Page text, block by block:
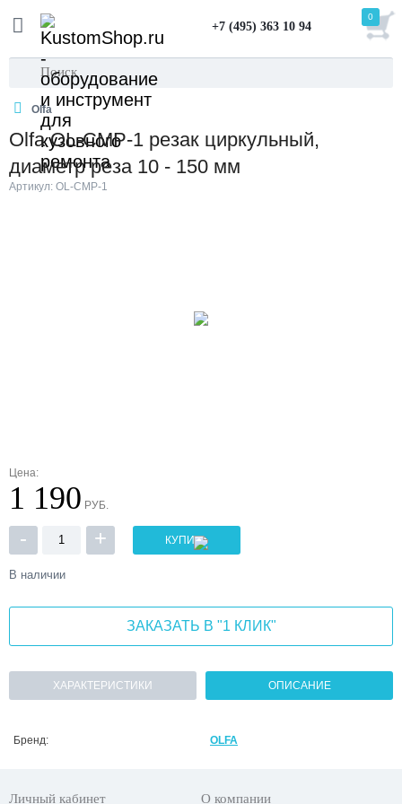
+7 (495) 363 10 94
0
Olfa
Olfa OL-CMP-1 резак циркульный,
диаметр реза 10 - 150 мм
Артикул: OL-CMP-1
Цена:
1 190 РУБ.
- + КУПИТЬ
В наличии
ЗАКАЗАТЬ В "1 КЛИК"
ХАРАКТЕРИСТИКИ ОПИСАНИЕ
Бренд: OLFA
Личный кабинет О компании